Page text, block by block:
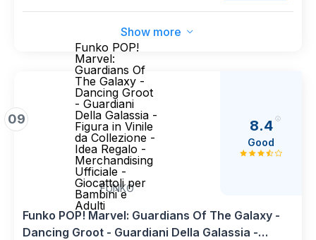
Show more
09
Funko POP!
Marvel:
Guardians Of
The Galaxy -
Dancing Groot
- Guardiani
Della Galassia -
Figura in Vinile
da Collezione -
Idea Regalo -
Merchandising
Ufficiale -
Giocattoli per
Bambini e
Adulti
FUNKO
8.4
Good
Funko POP! Marvel: Guardians Of The Galaxy -
Dancing Groot - Guardiani Della Galassia -